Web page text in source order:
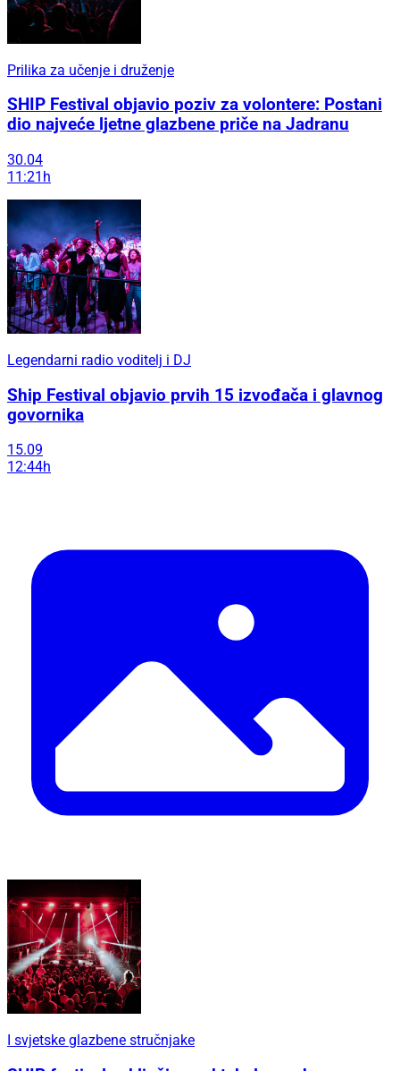
Prilika za učenje i druženje
SHIP Festival objavio poziv za volontere: Postani
dio najveće ljetne glazbene priče na Jadranu
30.04
11:21h
Legendarni radio voditelj i DJ
Ship Festival objavio prvih 15 izvođača i glavnog
govornika
15.09
12:44h
I svjetske glazbene stručnjake